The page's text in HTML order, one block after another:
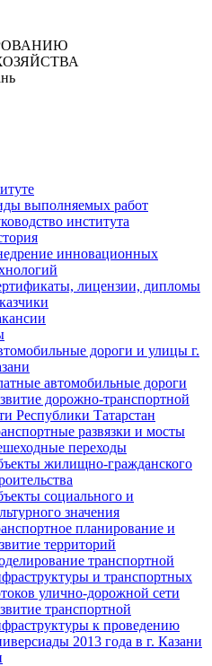
выполняемых работ
института
инновационных
лицензии, дипломы
дороги и улицы г.
автомобильные дороги
дорожно-транспортной
Республики Татарстан
развязки и мосты
переходы
жилищно-гражданского
социального и
значения
планирование и
территорий
транспортной
и транспортных
улично-дорожной сети
транспортной
к проведению
2013 года в г. Казани